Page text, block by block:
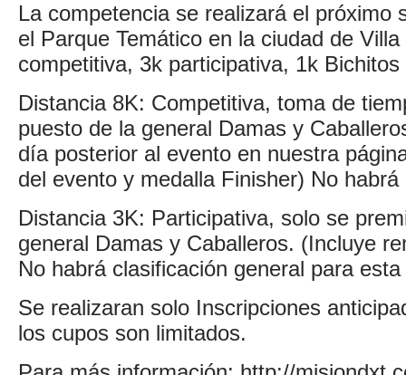
La competencia se realizará el próximo
el Parque Temático en la ciudad de
competitiva, 3k participativa, 1k
Distancia 8K: Competitiva, toma de
puesto de la general Damas y
día posterior al evento en nuestra
del evento y medalla Finisher) No
Distancia 3K: Participativa, solo se
general Damas y Caballeros. (Incluye
No habrá clasificación general para
Se realizaran solo Inscripciones
los cupos son limitados.